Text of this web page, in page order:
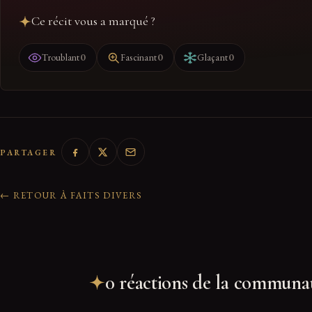
Ce récit vous a marqué ?
Troublant0 Fascinant0 Glaçant0
PARTAGER
← RETOUR À FAITS DIVERS
0 réactions de la